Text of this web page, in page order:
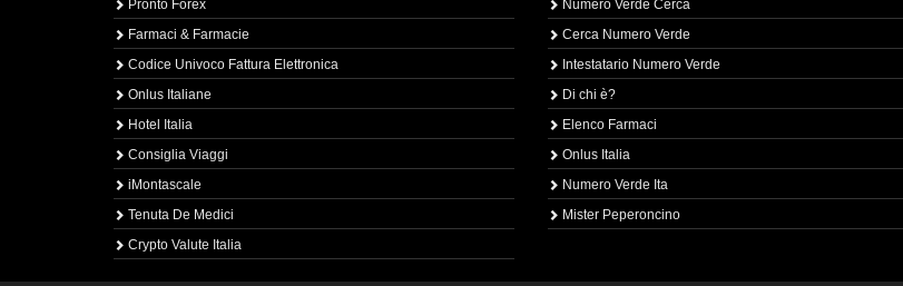
Pronto Forex
Farmaci & Farmacie
Codice Univoco Fattura Elettronica
Onlus Italiane
Hotel Italia
Consiglia Viaggi
iMontascale
Tenuta De Medici
Crypto Valute Italia
Numero Verde Cerca
Cerca Numero Verde
Intestatario Numero Verde
Di chi è?
Elenco Farmaci
Onlus Italia
Numero Verde Ita
Mister Peperoncino